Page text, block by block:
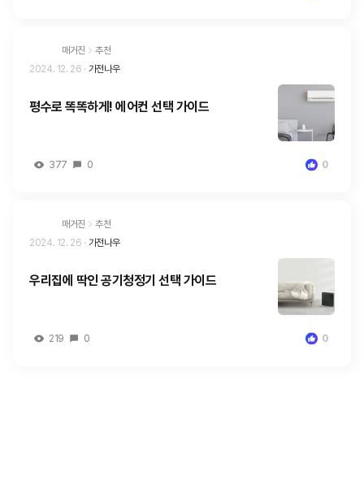
매거진
추천
2024. 12. 26 · 가전나우
평수로 똑똑하게! 에어컨 선택 가이드
377 0 0
매거진
추천
2024. 12. 26 · 가전나우
우리집에 딱인 공기청정기 선택 가이드
219 0 0